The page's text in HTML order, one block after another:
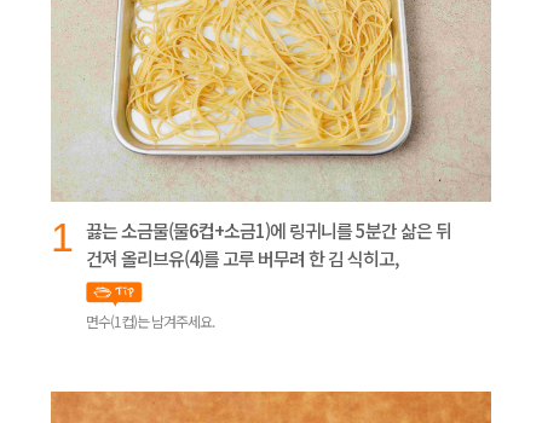
1 끓는 소금물(물6컵+소금1)에 링귀니를 5분간 삶은 뒤
건져 올리브유(4)를 고루 버무려 한 김 식히고,
면수(1컵)는 남겨주세요.